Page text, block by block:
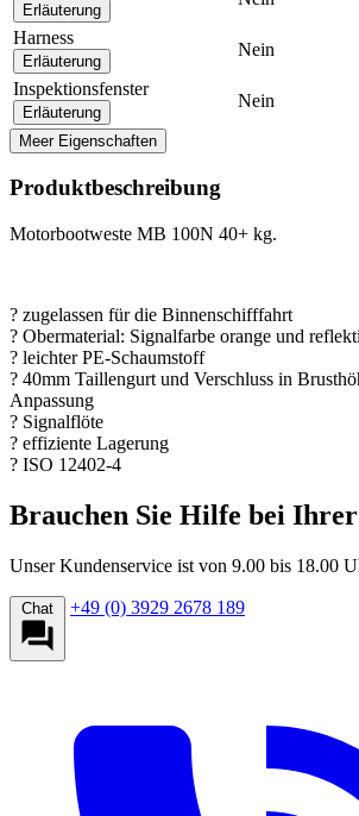
Erläuterung
Harness
Erläuterung
Nein
Inspektionsfenster
Erläuterung
Nein
Meer Eigenschaften
Produktbeschreibung
Motorbootweste MB 100N 40+ kg.
? zugelassen für die Binnenschifffahrt
? Obermaterial: Signalfarbe orange und
? leichter PE-Schaumstoff
? 40mm Taillengurt und Verschluss in
Anpassung
? Signalflöte
? effiziente Lagerung
? ISO 12402-4
Brauchen Sie Hilfe bei
Unser Kundenservice ist von 9.00 bis 18.00
Chat +49 (0) 3929 2678 189